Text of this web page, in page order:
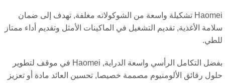
Haomei تشكيلة واسعة من الشوكولاته مغلفة, تهدف إلى ضمان
الأغذية, تقديم التشغيل في الماكينات الأمثل وتقديم أداء ممتاز
بفضل التكامل الرأسي واسعة الدراية, Haomei في موقف لتطوير
رقائق الألومنيوم مصممة خصيصا, تحسين العائد مادة أو تعزيز